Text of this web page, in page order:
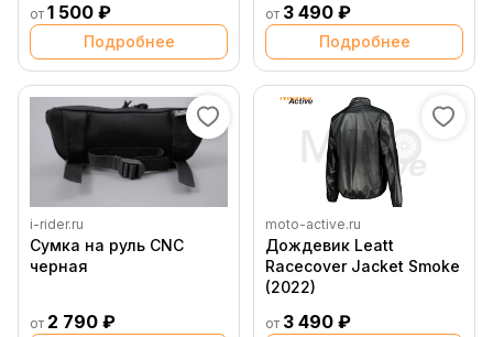
от 1 500 ₽
Подробнее
от 3 490 ₽
Подробнее
i-rider.ru
Сумка на руль CNC
черная
от 2 790 ₽
moto-active.ru
Дождевик Leatt
Racecover Jacket Smoke
(2022)
от 3 490 ₽